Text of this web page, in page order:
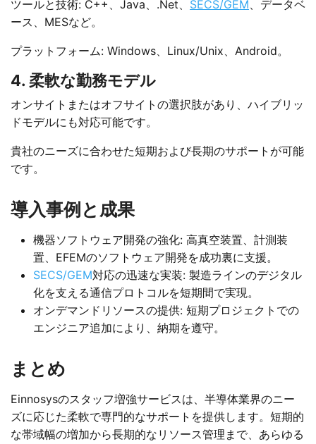
ツールと技術: C++、Java、.Net、 SECS/GEM、データベ
ース、MESなど。
プラットフォーム: Windows、Linux/Unix、Android。
4. 柔軟な勤務モデル
オンサイトまたはオフサイトの選択肢があり、ハイブリッ
ドモデルにも対応可能です。
貴社のニーズに合わせた短期および長期のサポートが可能
です。
導入事例と成果
機器ソフトウェア開発の強化: 高真空装置、計測装
置、EFEMのソフトウェア開発を成功裏に支援。
SECS/GEM対応の迅速な実装: 製造ラインのデジタル
化を支える通信プロトコルを短期間で実現。
オンデマンドリソースの提供: 短期プロジェクトでの
エンジニア追加により、納期を遵守。
まとめ
Einnosysのスタッフ増強サービスは、半導体業界のニー
ズに応じた柔軟で専門的なサポートを提供します。短期的
な帯域幅の増加から長期的なリソース管理まで、あらゆる